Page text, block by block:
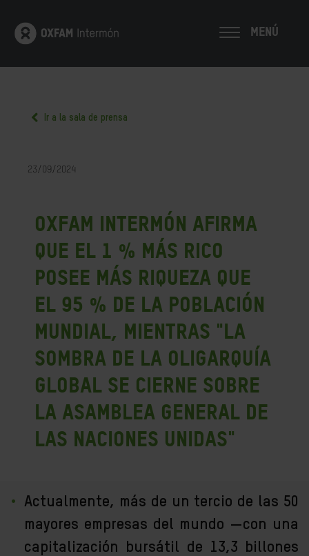
MENÚ
Ir a la sala de prensa
23/09/2024
Oxfam Intermón afirma
que el 1 % más rico
posee más riqueza que
el 95 % de la población
mundial, mientras "la
sombra de la oligarquía
global se cierne sobre
la Asamblea General de
las Naciones Unidas"
Actualmente, más de un tercio de las 50
mayores empresas del mundo —con una
capitalización bursátil de 13,3 billones